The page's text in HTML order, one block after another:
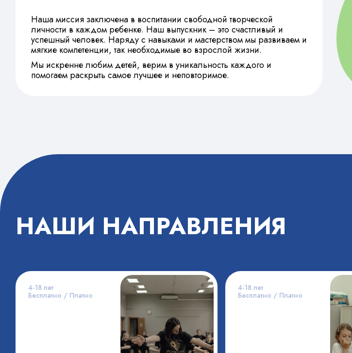
Наша миссия заключена в воспитании свободной творческой
личности в каждом ребенке. Наш выпускник – это счастливый и
успешный человек. Наряду с навыками и мастерством мы развиваем и
мягкие компетенции, так необходимые во взрослой жизни.
Мы искренне любим детей, верим в уникальность каждого и
помогаем раскрыть самое лучшее и неповторимое.
НАШИ НАПРАВЛЕНИЯ
4-18 лет
Бесплатно / Платно
4-18 лет
Бесплатно / Платно